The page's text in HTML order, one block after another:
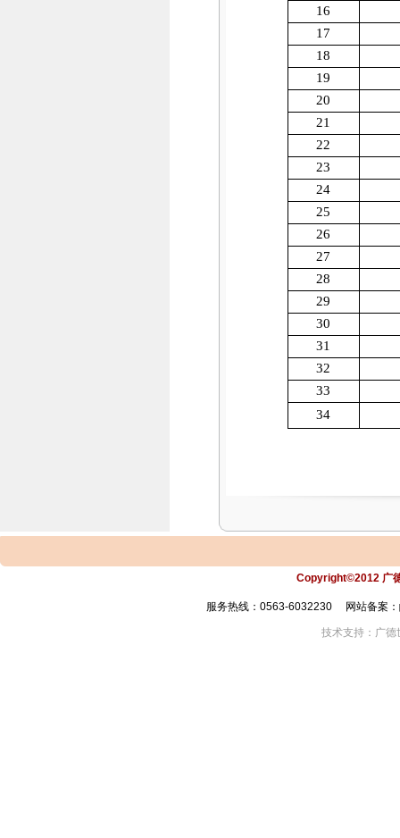
16
17
18
19
20
21
22
23
24
25
26
27
28
29
30
31
32
33
34
Copyright©2012 广
服务热线：0563-6032230 网站备案
技术支持：广